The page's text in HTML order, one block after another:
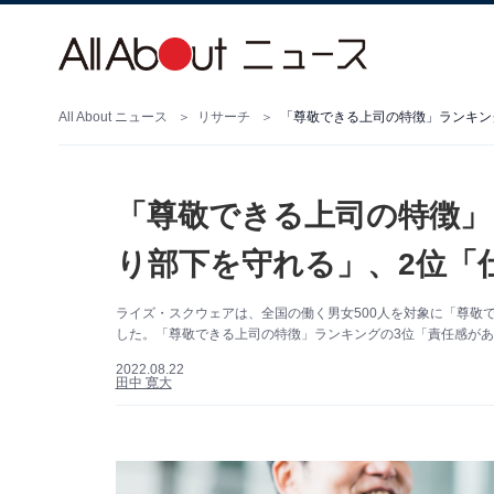
All About ニュース リサーチ
「尊敬できる上司の特徴
り部下を守れる」、2位
ライズ・スクウェアは、全国の働く男女500人を対象に「尊敬
した。「尊敬できる上司の特徴」ランキングの3位「責任感が
2022.08.22
田中 寛大